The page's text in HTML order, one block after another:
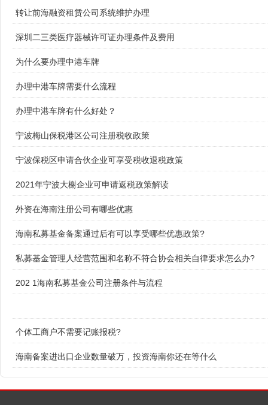
转让前海融资租赁公司系统维护办理
深圳二三类医疗器械许可证办理条件及费用
为什么要办理中港车牌
办理中港车牌需要什么流程
办理中港车牌有什么好处？
宁波梅山保税港区公司注册税收政策
宁波保税区申请合伙企业可享受税收退税政策
2021年宁波大榭企业可申请返税政策解读
外资在海南注册公司有哪些优惠
海南私募基金备案通过后有可以享受哪些优惠政策?
私募基金管理人经营范围和名称不符合协会相关自律要求怎么办?
202 1海南私募基金公司注册条件与流程
个体工商户不需要记账报税?
海南备案进出口企业数量破万，投资海南你还在等什么